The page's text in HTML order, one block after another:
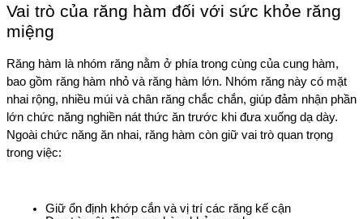
Vai trò của răng hàm đối với sức khỏe răng
miệng
Răng hàm là nhóm răng nằm ở phía trong cùng của cung hàm,
bao gồm răng hàm nhỏ và răng hàm lớn. Nhóm răng này có mặt
nhai rộng, nhiều múi và chân răng chắc chắn, giúp đảm nhận phần
lớn chức năng nghiền nát thức ăn trước khi đưa xuống dạ dày.
Ngoài chức năng ăn nhai, răng hàm còn giữ vai trò quan trọng
trong việc:
Giữ ổn định khớp cắn và vị trí các răng kế cận